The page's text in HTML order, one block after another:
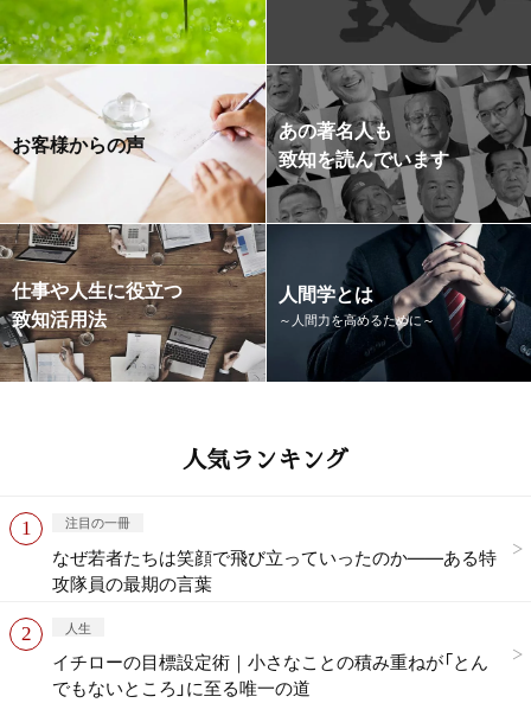
お客様からの声
あの著名人も
致知を読んでいます
仕事や人生に役立つ
致知活用法
人間学とは
～人間力を高めるために～
人気ランキング
注目の一冊
なぜ若者たちは笑顔で飛び立っていったのか——ある特
攻隊員の最期の言葉
人生
イチローの目標設定術｜小さなことの積み重ねが「とん
でもないところ」に至る唯一の道